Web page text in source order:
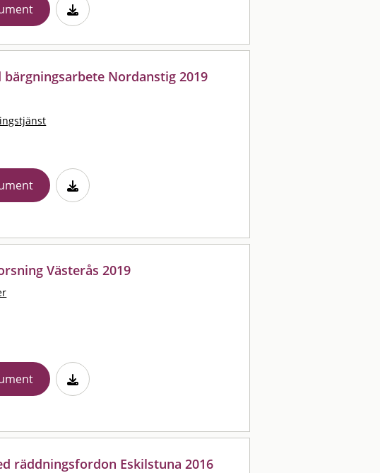
Nordanstig 2019
Västerås 2019
räddningsfordon Eskilstuna 2016